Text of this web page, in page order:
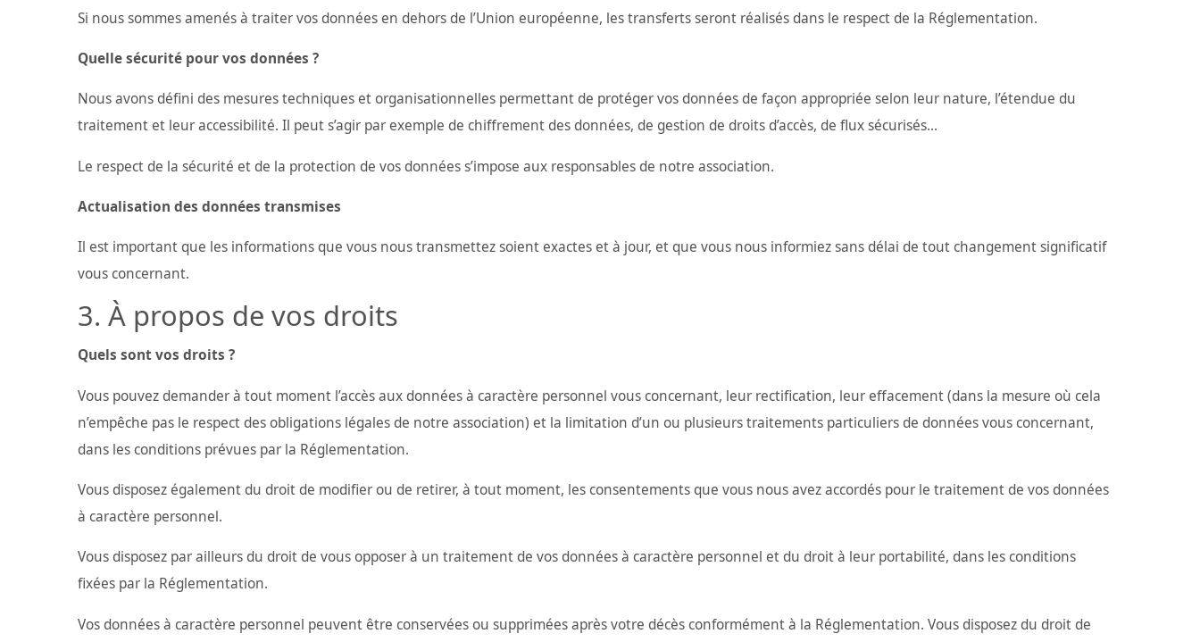
Si nous sommes amenés à traiter vos données en dehors de l’Union européenne, les transferts seront réalisés dans le respect de la Réglementation.
Quelle sécurité pour vos données ?
Nous avons défini des mesures techniques et organisationnelles permettant de protéger vos données de façon appropriée selon leur nature, l’étendue du
traitement et leur accessibilité. Il peut s’agir par exemple de chiffrement des données, de gestion de droits d’accès, de flux sécurisés...
Le respect de la sécurité et de la protection de vos données s’impose aux responsables de notre association.
Actualisation des données transmises
Il est important que les informations que vous nous transmettez soient exactes et à jour, et que vous nous informiez sans délai de tout changement significatif
vous concernant.
À propos de vos droits
Quels sont vos droits ?
Vous pouvez demander à tout moment l’accès aux données à caractère personnel vous concernant, leur rectification, leur effacement (dans la mesure où cela
n’empêche pas le respect des obligations légales de notre association) et la limitation d’un ou plusieurs traitements particuliers de données vous concernant,
dans les conditions prévues par la Réglementation.
Vous disposez également du droit de modifier ou de retirer, à tout moment, les consentements que vous nous avez accordés pour le traitement de vos données
à caractère personnel.
Vous disposez par ailleurs du droit de vous opposer à un traitement de vos données à caractère personnel et du droit à leur portabilité, dans les conditions
fixées par la Réglementation.
Vos données à caractère personnel peuvent être conservées ou supprimées après votre décès conformément à la Réglementation. Vous disposez du droit de